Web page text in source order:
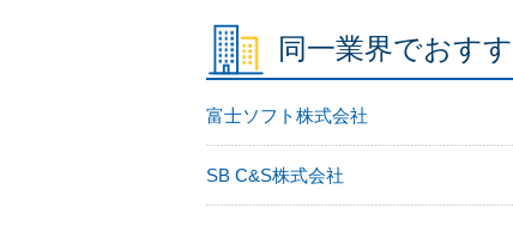
同一業界でおす
富士ソフト株式会社
SB C&S株式会社